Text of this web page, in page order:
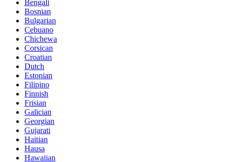
Bengali
Bosnian
Bulgarian
Cebuano
Chichewa
Corsican
Croatian
Dutch
Estonian
Filipino
Finnish
Frisian
Galician
Georgian
Gujarati
Haitian
Hausa
Hawaiian